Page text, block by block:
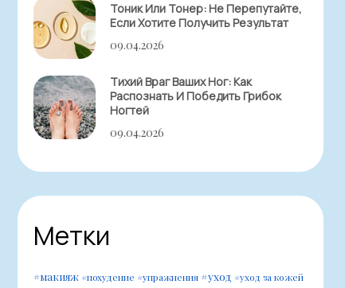
Тоник Или Тонер: Не Перепутайте,
Если Хотите Получить Результат
09.04.2026
Тихий Враг Ваших Ног: Как
Распознать И Победить Грибок
Ногтей
09.04.2026
Метки
#макияж #похудение #упражнения #уход #уход за кожей